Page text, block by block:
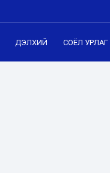
ДЭЛХИЙ СОЁЛ УРЛАГ